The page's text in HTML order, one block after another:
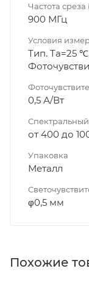
Частота среза
900 МГц
Условия
Тип. Ta=25
0,5 А/Вт
от 400 до
Упаковка
Металл
φ0,5 мм
Похожие